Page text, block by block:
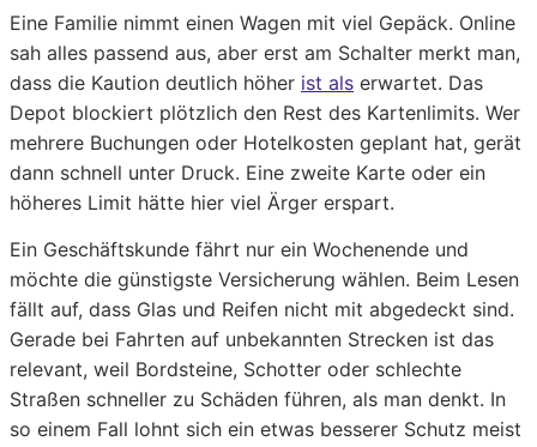
Eine Familie nimmt einen Wagen mit viel Gepäck. Online
sah alles passend aus, aber erst am Schalter merkt man,
dass die Kaution deutlich höher ist als erwartet. Das
Depot blockiert plötzlich den Rest des Kartenlimits. Wer
mehrere Buchungen oder Hotelkosten geplant hat, gerät
dann schnell unter Druck. Eine zweite Karte oder ein
höheres Limit hätte hier viel Ärger erspart.
Ein Geschäftskunde fährt nur ein Wochenende und
möchte die günstigste Versicherung wählen. Beim Lesen
fällt auf, dass Glas und Reifen nicht mit abgedeckt sind.
Gerade bei Fahrten auf unbekannten Strecken ist das
relevant, weil Bordsteine, Schotter oder schlechte
Straßen schneller zu Schäden führen, als man denkt. In
so einem Fall lohnt sich ein etwas besserer Schutz meist